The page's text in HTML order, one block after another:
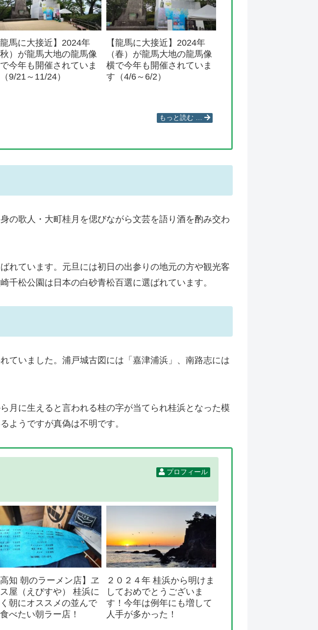
龍馬に大接近】2024年
秋）が龍馬大地の龍馬像
今年も開催されていま
9/21～11/24）
【龍馬に大接近】2024年
（春）が龍馬大地の龍馬像
横で今年も開催されていま
す（4/6～6/2）
もっと読む …
の歌人・大町桂月を偲びながら文芸を語り酒を酌み交わ
れています。元旦には初日の出参りの地元の方や観光客
千松公園は日本の白砂青松百選に選ばれています。
ていました。浦戸城古図には「嘉津浦浜」、南路志には
月に生えると言われる桂の字が当てられ桂浜となった模
ようですが真偽は不明です。
プロフィール
高知 朝のラーメン店】ヱ
屋（えびすや） 桂浜に
朝にオススメの並んで
べたい朝ラー店！
２０２４年 桂浜から明けま
しておめでとうございま
す！今年は例年にも増して
人手が多かった！